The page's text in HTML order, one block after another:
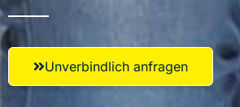
Unverbindlich anfragen